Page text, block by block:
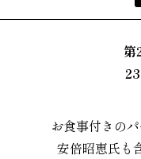
第
お食事付きの
安倍昭恵氏も